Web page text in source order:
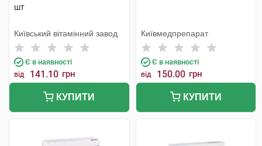
шт
Київський вітамінний завод
Є в наявності
від 141.10 грн
КУПИТИ
Київмедпрепарат
Є в наявності
від 150.00 грн
КУПИТИ